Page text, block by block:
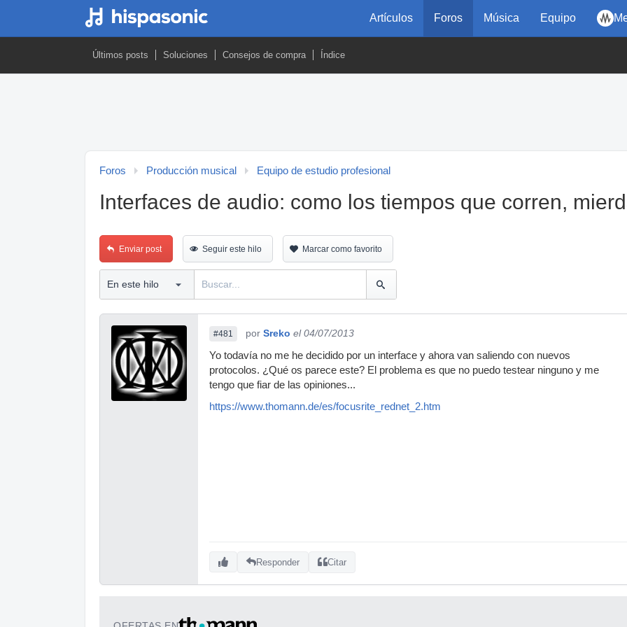
Artículos Foros Música Equipo
Últimos posts Soluciones Consejos de compra Índice
Foros Producción musical Equipo de estudio profesional
Interfaces de audio: como los tiempos que corren,
Enviar post Seguir este hilo Marcar como favorito
#481 por Sreko el 04/07/2013
Yo todavía no me he decidido por un interface y ahora van saliendo con nuevos
protocolos. ¿Qué os parece este? El problema es que no puedo testear ninguno y me
tengo que fiar de las opiniones...
https://www.thomann.de/es/focusrite_rednet_2.htm
Responder Citar